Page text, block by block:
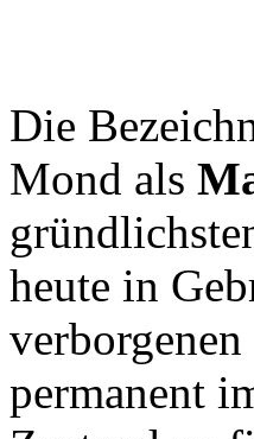
Die
Mond als
heute in
permanent